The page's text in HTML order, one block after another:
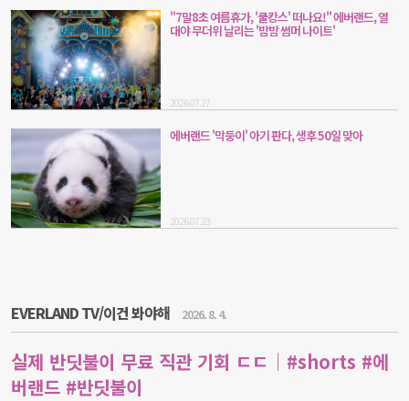
"7말8초 여름휴가, '쿨캉스' 떠나요!" 에버랜드, 열
대야 무더위 날리는 '밤밤 썸머 나이트'
2026.07.27
에버랜드 '막둥이' 아기 판다, 생후 50일 맞아
2026.07.23
EVERLAND TV/이건 봐야해 2026. 8. 4.
실제 반딧불이 무료 직관 기회 ㄷㄷ｜#shorts #에
버랜드 #반딧불이